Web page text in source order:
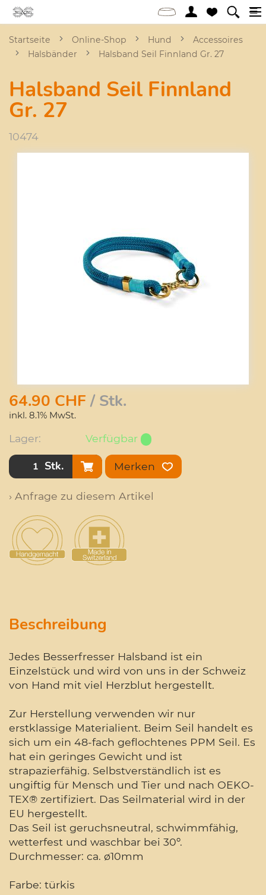
Startseite Online-Shop Hund
Accessoires
Halsbänder
Halsband Seil Finnland Gr. 27
Halsband Seil Finnland
Gr. 27
10474
64.90 CHF/ Stk.
inkl. 8.1% MwSt.
Lager: Verfügbar
Stk. Merken
› Anfrage zu diesem Artikel
Beschreibung
Jedes Besserfresser Halsband ist ein
Einzelstück und wird von uns in der Schweiz
von Hand mit viel Herzblut hergestellt.
Zur Herstellung verwenden wir nur
erstklassige Materialient. Beim Seil handelt es
sich um ein 48-fach geflochtenes PPM Seil. Es
hat ein geringes Gewicht und ist
strapazierfähig. Selbstverständlich ist es
ungiftig für Mensch und Tier und nach OEKO-
TEX® zertifiziert. Das Seilmaterial wird in der
EU hergestellt.
Das Seil ist geruchsneutral, schwimmfähig,
wetterfest und waschbar bei 30º.
Durchmesser: ca. ø10mm
Farbe: türkis